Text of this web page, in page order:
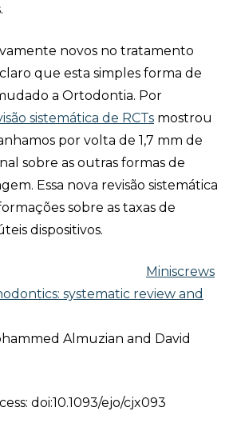
novos no tratamento
que esta simples forma de
a Ortodontia. Por
sistemática de RCTs mostrou
por volta de 1,7 mm de
sobre as outras formas de
Essa nova revisão sistemática
sobre as taxas de
dispositivos.
Miniscrews
systematic review and
Almuzian and David
doi:10.1093/ejo/cjx093